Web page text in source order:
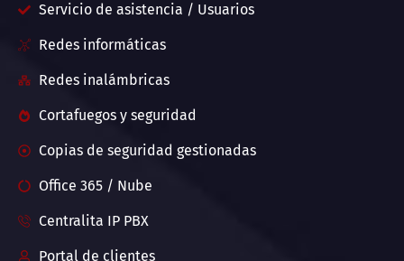
Servicio de asistencia / Usuarios
Redes informáticas
Redes inalámbricas
Cortafuegos y seguridad
Copias de seguridad gestionadas
Office 365 / Nube
Centralita IP PBX
Portal de clientes